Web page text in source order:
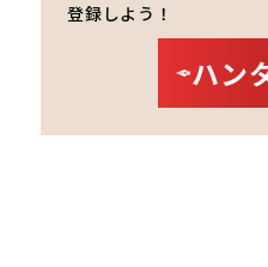
登録しよう！
ハン